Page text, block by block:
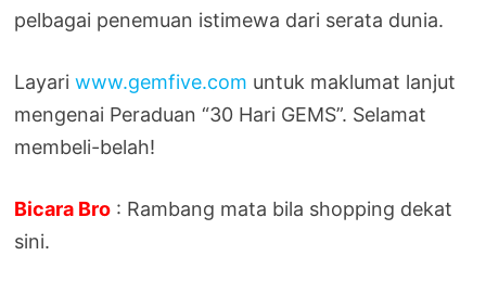
pelbagai penemuan istimewa dari serata dunia.
Layariwww.gemfive.com untuk maklumat lanjut
mengenai Peraduan “30 Hari GEMS”. Selamat
membeli-belah!
Bicara Bro : Rambang mata bila shopping dekat
sini.